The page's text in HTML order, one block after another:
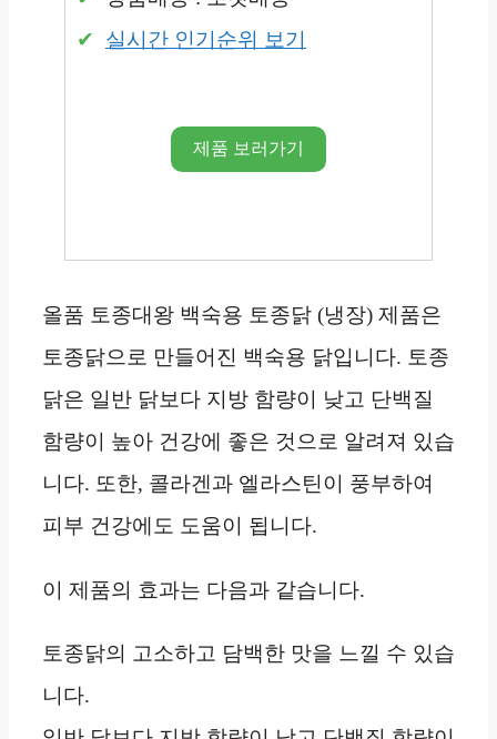
실시간 인기순위 보기
제품 보러가기
올품 토종대왕 백숙용 토종닭 (냉장) 제품은
토종닭으로 만들어진 백숙용 닭입니다. 토종
닭은 일반 닭보다 지방 함량이 낮고 단백질
함량이 높아 건강에 좋은 것으로 알려져 있습
니다. 또한, 콜라겐과 엘라스틴이 풍부하여
피부 건강에도 도움이 됩니다.
이 제품의 효과는 다음과 같습니다.
토종닭의 고소하고 담백한 맛을 느낄 수 있습
니다.